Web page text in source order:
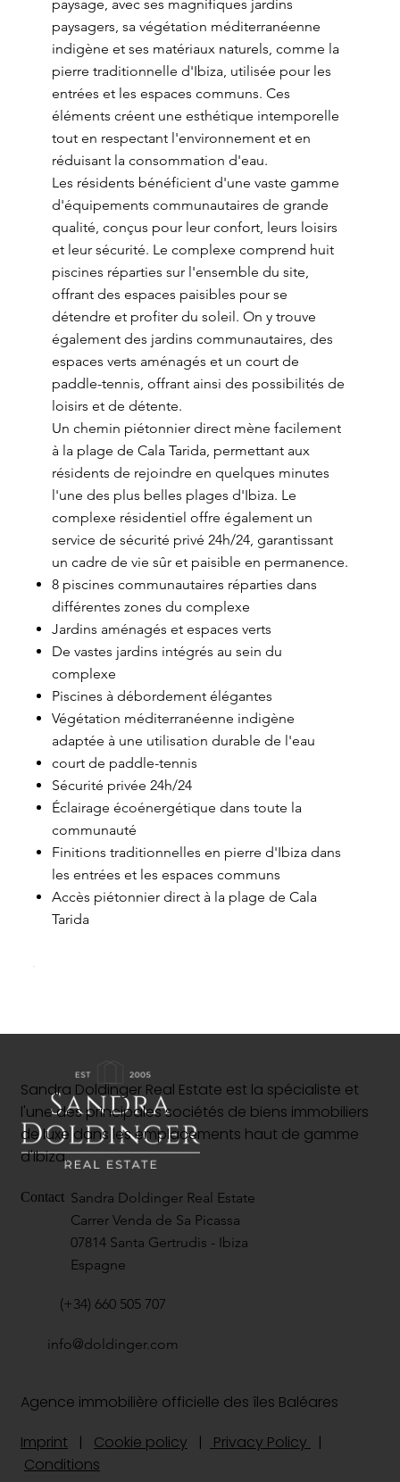
paysage, avec ses magnifiques jardins
paysagers, sa végétation méditerranéenne
indigène et ses matériaux naturels, comme la
pierre traditionnelle d'Ibiza, utilisée pour les
entrées et les espaces communs. Ces
éléments créent une esthétique intemporelle
tout en respectant l'environnement et en
réduisant la consommation d'eau.
Les résidents bénéficient d'une vaste gamme
d'équipements communautaires de grande
qualité, conçus pour leur confort, leurs loisirs
et leur sécurité. Le complexe comprend huit
piscines réparties sur l'ensemble du site,
offrant des espaces paisibles pour se
détendre et profiter du soleil. On y trouve
également des jardins communautaires, des
espaces verts aménagés et un court de
paddle-tennis, offrant ainsi des possibilités de
loisirs et de détente.
Un chemin piétonnier direct mène facilement
à la plage de Cala Tarida, permettant aux
résidents de rejoindre en quelques minutes
l'une des plus belles plages d'Ibiza. Le
complexe résidentiel offre également un
service de sécurité privé 24h/24, garantissant
un cadre de vie sûr et paisible en permanence.
8 piscines communautaires réparties dans
différentes zones du complexe
Jardins aménagés et espaces verts
De vastes jardins intégrés au sein du
complexe
Piscines à débordement élégantes
Végétation méditerranéenne indigène
adaptée à une utilisation durable de l'eau
court de paddle-tennis
Sécurité privée 24h/24
Éclairage écoénergétique dans toute la
communauté
Finitions traditionnelles en pierre d'Ibiza dans
les entrées et les espaces communs
Accès piétonnier direct à la plage de Cala
Tarida
Sandra Doldinger Real Estate est la spécialiste et
l'une des principales sociétés de biens immobiliers
de luxe dans les emplacements haut de gamme
d'Ibiza.
Agence immobilière officielle des îles Baléares
Contact Sandra Doldinger Real Estate
Carrer Venda de Sa Picassa
07814 Santa Gertrudis - Ibiza
Espagne
Imprint | Cookie policy | Privacy Policy
|
Conditions
(+34) 660 505 707
info@doldinger.com